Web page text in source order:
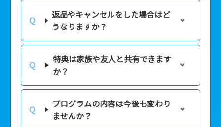
返品やキャンセルをした場合はど
うなりますか？
特典は家族や友人と共有できます
か？
プログラムの内容は今後も変わり
ませんか？